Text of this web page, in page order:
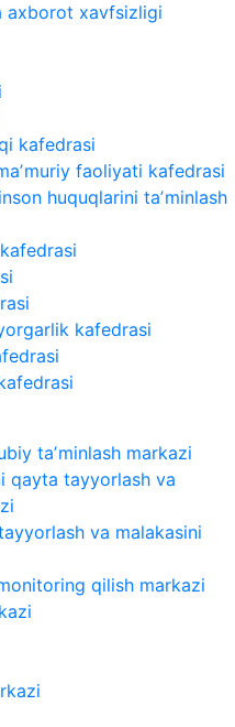
axborot xavfsizligi
kafedrasi
faoliyati kafedrasi
huquqlarini taʼminlash
kafedrasi
taʼminlash markazi
qayta tayyorlash va
va malakasini
qilish markazi